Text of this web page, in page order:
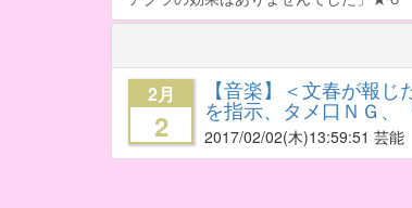
2月
2
【音楽】＜文春が報
を指示、タメ口ＮＧ、
2017/02/02(木)13:59:51 芸能